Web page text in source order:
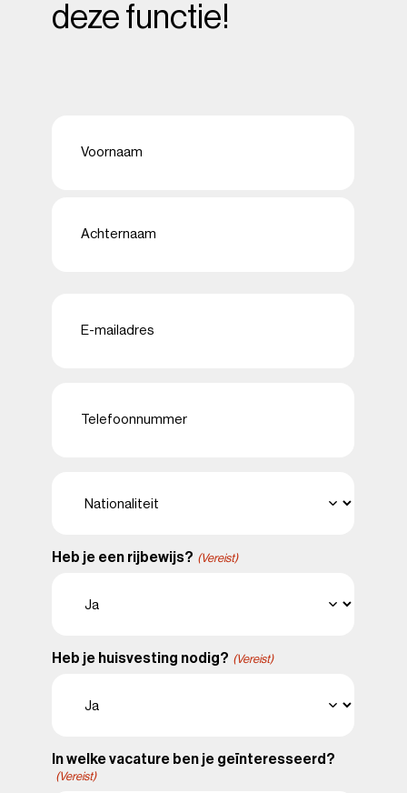
deze functie!
(Vereist)
(Vereist)
Heb je een rijbewijs? (Vereist)
Heb je huisvesting nodig? (Vereist)
In welke vacature ben je geïnteresseerd?
(Vereist)